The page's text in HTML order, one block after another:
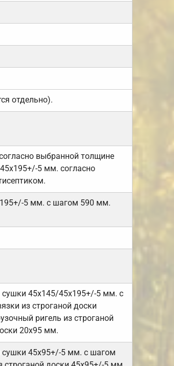
отдельно).
выбранной толщине
5 мм. согласно
5 мм. с шагом 590 мм.
сушки 45х145/45х195+/-5 мм. с
из строганой доски
ригель из строганой
20х95 мм.
сушки 45х95+/-5 мм. с шагом